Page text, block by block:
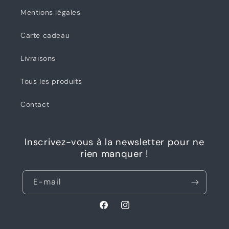
Mentions légales
Carte cadeau
Livraisons
Tous les produits
Contact
Inscrivez-vous à la newsletter pour ne
rien manquer !
E-mail
FacebookInstagram